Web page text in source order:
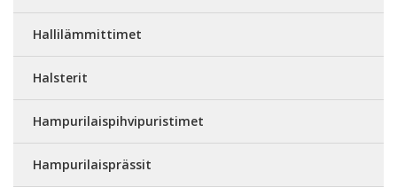
Hallilämmittimet
Halsterit
Hampurilaispihvipuristimet
Hampurilaisprässit